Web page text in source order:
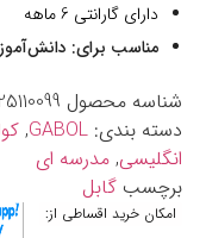
دارای گارانتی 6 ماهه
مناسب برای:
شناسه محصول
دسته بندی: GABOL
,
انگلیسی, مدرسه ای
برچسب گابل
امکان خرید اقساطی از: